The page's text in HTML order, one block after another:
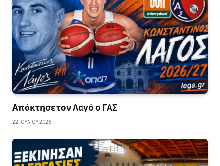
Απόκτησε τον Λαγό ο ΓΑΣ
22 ΙΟΥΛΊΟΥ 2026